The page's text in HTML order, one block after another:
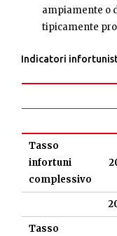
ampiamente o
tipicamente
Indicatori
Tasso
infortuni
complessivo
Tasso